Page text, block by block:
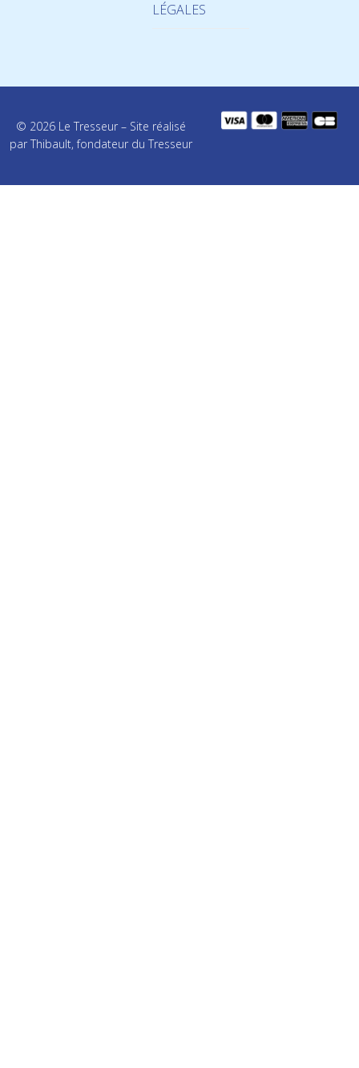
LÉGALES
© 2026 Le Tresseur – Site réalisé
par Thibault, fondateur du Tresseur